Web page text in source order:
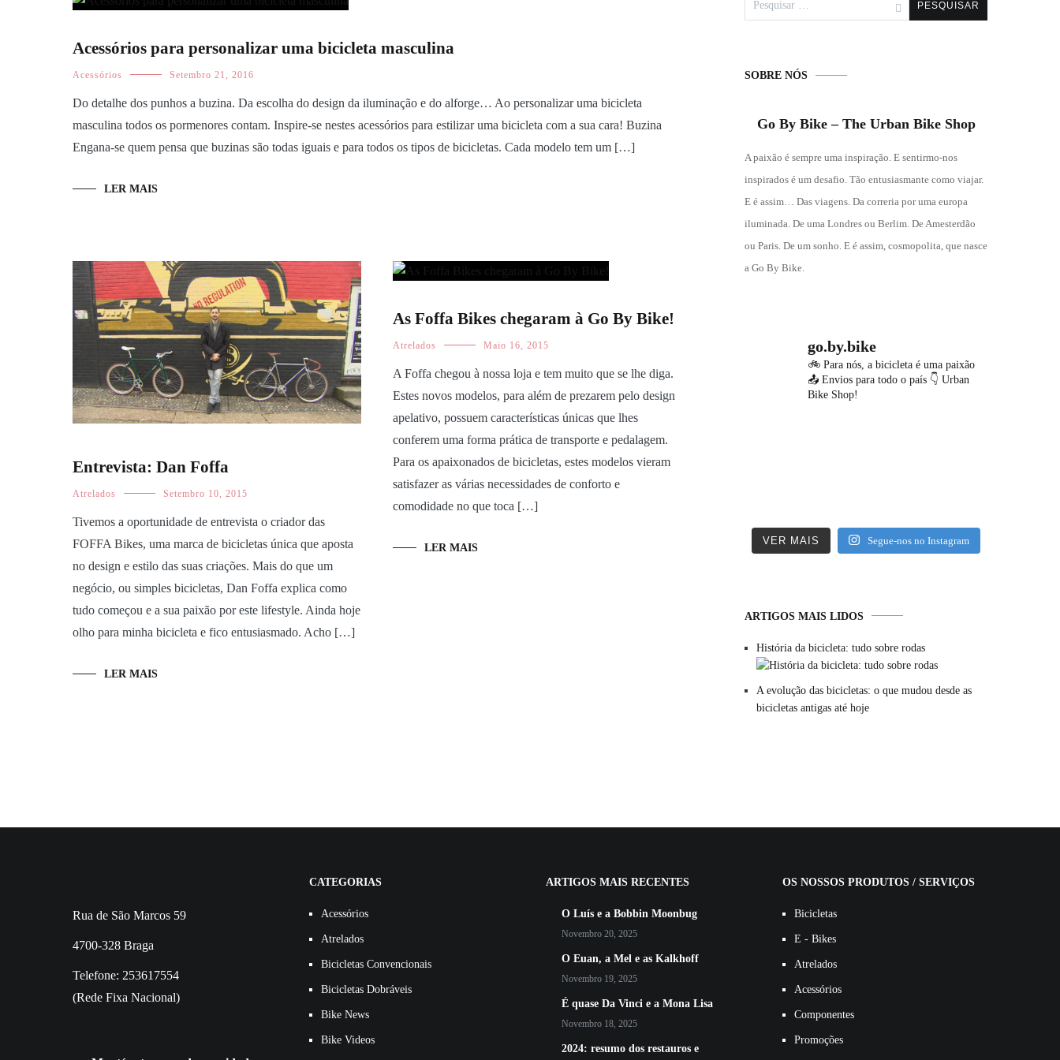
Acessórios para personalizar uma bicicleta masculina
Acessórios Setembro 21, 2016
Do detalhe dos punhos a buzina. Da escolha do design da iluminação e do alforge… Ao personalizar uma bicicleta
masculina todos os pormenores contam. Inspire-se nestes acessórios para estilizar uma bicicleta com a sua cara! Buzina
Engana-se quem pensa que buzinas são todas iguais e para todos os tipos de bicicletas. Cada modelo tem um […]
LER MAIS
Entrevista: Dan Foffa
Atrelados Setembro 10, 2015
Tivemos a oportunidade de entrevista o criador das
FOFFA Bikes, uma marca de bicicletas única que aposta
no design e estilo das suas criações. Mais do que um
negócio, ou simples bicicletas, Dan Foffa explica como
tudo começou e a sua paixão por este lifestyle. Ainda hoje
olho para minha bicicleta e fico entusiasmado. Acho […]
LER MAIS
As Foffa Bikes chegaram à Go By Bike!
Atrelados Maio 16, 2015
A Foffa chegou à nossa loja e tem muito que se lhe diga.
Estes novos modelos, para além de prezarem pelo design
apelativo, possuem características únicas que lhes
conferem uma forma prática de transporte e pedalagem.
Para os apaixonados de bicicletas, estes modelos vieram
satisfazer as várias necessidades de conforto e
comodidade no que toca […]
LER MAIS
por:
SOBRE NÓS
Go By Bike – The Urban Bike Shop
A paixão é sempre uma inspiração. E sentirmo-nos
inspirados é um desafio. Tão entusiasmante como viajar.
E é assim… Das viagens. Da correria por uma europa
iluminada. De uma Londres ou Berlim. De Amesterdão
ou Paris. De um sonho. E é assim, cosmopolita, que nasce
a Go By Bike.
go.by.bike
🚲 Para nós, a bicicleta é uma paixão
📤 Envios para todo o país 👇 Urban
Bike Shop!
VER MAIS Segue-nos no Instagram
ARTIGOS MAIS LIDOS
História da bicicleta: tudo sobre rodas
A evolução das bicicletas: o que mudou desde as
bicicletas antigas até hoje
Rua de São Marcos 59
4700-328 Braga
Telefone: 253617554
(Rede Fixa Nacional)
CATEGORIAS
Acessórios
Atrelados
Bicicletas Convencionais
Bicicletas Dobráveis
Bike News
Bike Videos
ARTIGOS MAIS RECENTES
O Luís e a Bobbin Moonbug
Novembro 20, 2025
O Euan, a Mel e as Kalkhoff
Novembro 19, 2025
É quase Da Vinci e a Mona Lisa
Novembro 18, 2025
2024: resumo dos restauros e
OS NOSSOS PRODUTOS / SERVIÇOS
Bicicletas
E - Bikes
Atrelados
Acessórios
Componentes
Promoções